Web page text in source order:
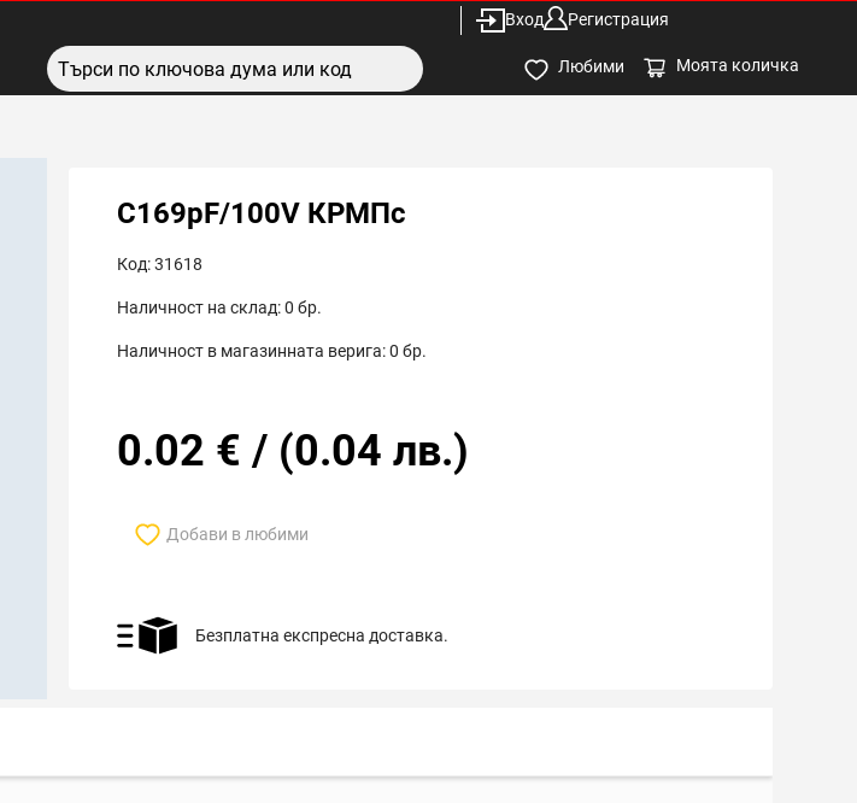
Вход Регистрация
Любими Моята количка
C169pF/100V КРМПс
Код:31618
Наличност на склад:0 бр.
Наличност в магазинната верига:0 бр.
0.02 € / (0.04 лв.)
Добави в любими
Безплатна експресна доставка.